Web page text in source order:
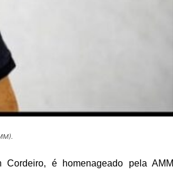
é homenageado pela AMM